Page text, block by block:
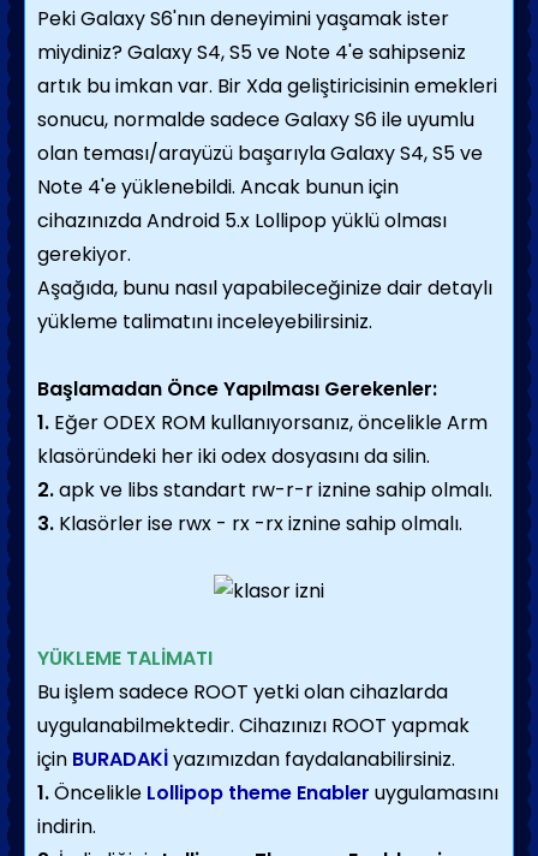
Peki Galaxy S6'nın deneyimini yaşamak ister
miydiniz? Galaxy S4, S5 ve Note 4'e sahipseniz
artık bu imkan var. Bir Xda geliştiricisinin emekleri
sonucu, normalde sadece Galaxy S6 ile uyumlu
olan teması/arayüzü başarıyla Galaxy S4, S5 ve
Note 4'e yüklenebildi. Ancak bunun için
cihazınızda Android 5.x Lollipop yüklü olması
gerekiyor.
Aşağıda, bunu nasıl yapabileceğinize dair detaylı
yükleme talimatını inceleyebilirsiniz.
Başlamadan Önce Yapılması Gerekenler:
1. Eğer ODEX ROM kullanıyorsanız, öncelikle Arm
klasöründeki her iki odex dosyasını da silin.
2.apk ve libs standart rw-r-r iznine sahip olmalı.
3. Klasörler ise rwx - rx -rx iznine sahip olmalı.
YÜKLEME TALİMATI
Bu işlem sadece ROOT yetki olan cihazlarda
uygulanabilmektedir. Cihazınızı ROOT yapmak
için BURADAKİyazımızdan faydalanabilirsiniz.
1.Öncelikle Lollipop theme Enabler uygulamasını
indirin.